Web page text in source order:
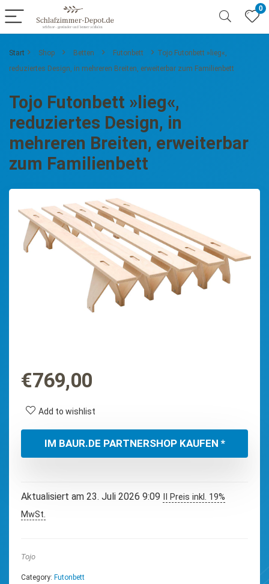
0
Start Shop Betten Futonbett
Tojo Futonbett »lieg«,
reduziertes Design, in mehreren Breiten, erweiterbar zum Familienbett
Tojo Futonbett »lieg«,
reduziertes Design, in
mehreren Breiten, erweiterbar
zum Familienbett
€769,00
Add to wishlist
IM BAUR.DE PARTNERSHOP KAUFEN *
Aktualisiert am 23. Juli 2026 9:09
II Preis inkl. 19%
MwSt.
Tojo
Category: Futonbett